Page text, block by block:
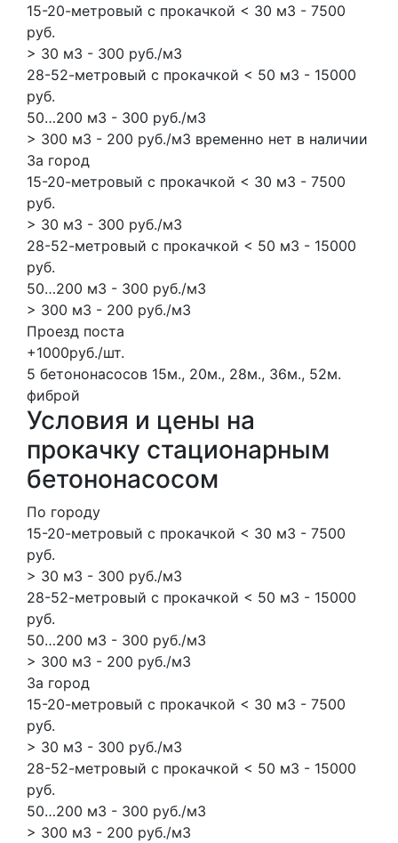
15-20-метровый с прокачкой < 30 м3 - 7500
руб.
> 30 м3 - 300 руб./м3
28-52-метровый с прокачкой < 50 м3 - 15000
руб.
50…200 м3 - 300 руб./м3
> 300 м3 - 200 руб./м3 временно нет в наличии
За город
15-20-метровый с прокачкой < 30 м3 - 7500
руб.
> 30 м3 - 300 руб./м3
28-52-метровый с прокачкой < 50 м3 - 15000
руб.
50…200 м3 - 300 руб./м3
> 300 м3 - 200 руб./м3
Проезд поста
+1000руб./шт.
5 бетононасосов 15м., 20м., 28м., 36м., 52м.
фиброй
Условия и цены на
прокачку стационарным
бетононасосом
По городу
15-20-метровый с прокачкой < 30 м3 - 7500
руб.
> 30 м3 - 300 руб./м3
28-52-метровый с прокачкой < 50 м3 - 15000
руб.
50…200 м3 - 300 руб./м3
> 300 м3 - 200 руб./м3
За город
15-20-метровый с прокачкой < 30 м3 - 7500
руб.
> 30 м3 - 300 руб./м3
28-52-метровый с прокачкой < 50 м3 - 15000
руб.
50…200 м3 - 300 руб./м3
> 300 м3 - 200 руб./м3